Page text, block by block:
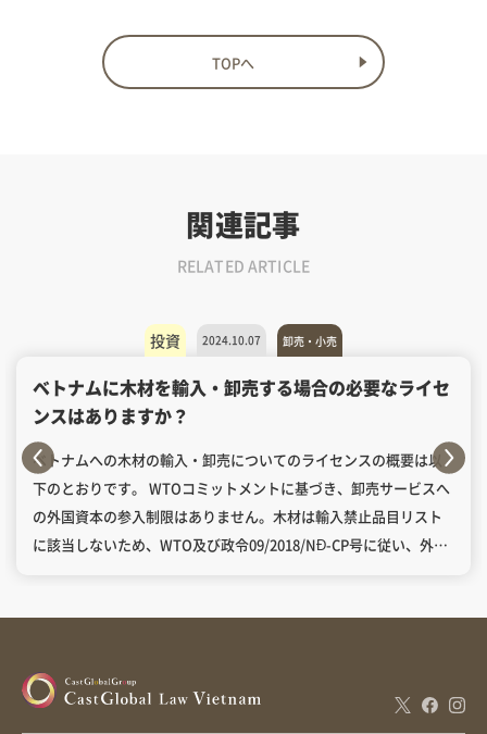
TOPへ
関連記事
RELATED ARTICLE
投資 2024.10.07 卸売・小売
ベトナムに木材を輸入・卸売する場合の必要なライセ
ンスはありますか？
ベトナムへの木材の輸入・卸売についてのライセンスの概要は以
下のとおりです。 WTOコミットメントに基づき、卸売サービスへ
の外国資本の参入制限はありません。木材は輸入禁止品目リスト
に該当しないため、WTO及び政令09/2018/NĐ-CP号に従い、外資
に関する権限を有する機関が発行した植物検疫証明書を取得する
必要があります。（植物防疫及び検疫法第41/2013/QH13号の第26